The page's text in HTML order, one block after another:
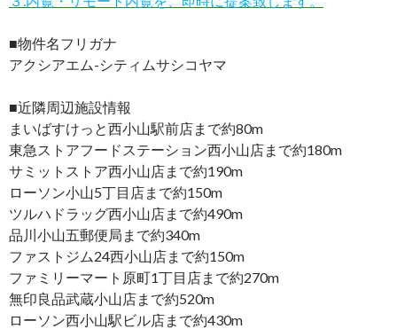
■物件名フリガナ
アクシアエム-シティムサシコヤマ
■近隣周辺施設情報
まいばすけっと西小山駅前店まで約80m
東急ストアフードステーション西小山店まで約180m
サミットストア西小山店まで約190m
ローソン小山5丁目店まで約150m
ツルハドラッグ西小山店まで約490m
品川小山五郵便局まで約340m
ファストジム24西小山店まで約150m
ファミリーマート原町1丁目店まで約270m
無印良品武蔵小山店まで約520m
ローソン西小山駅ビル店まで約430m